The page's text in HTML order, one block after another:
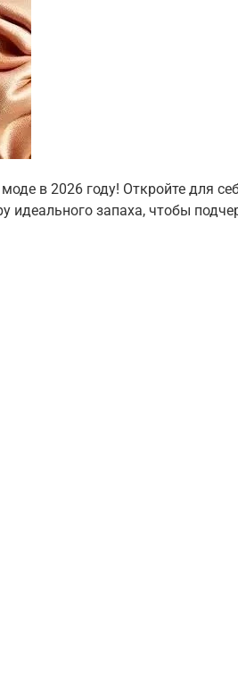
в 2026 году! Откройте для
идеального запаха, чтобы